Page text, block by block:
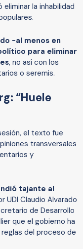
la inhabilidad
-al menos en
para eliminar
, no así con los
o seremis.
“Huele
el texto fue
transversales
y
tajante al
UDI Claudio Alvarado
de Desarrollo
que el gobierno ha
del proceso de